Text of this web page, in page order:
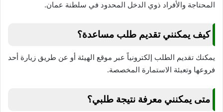
المحتاجة والأفراد ذوي الدخل المحدود في سلطنة عمان.
كيف يمكنني تقديم طلب مساعدة؟
يمكنك تقديم الطلب إلكترونياً عبر موقع الهيئة أو عن طريق زيارة أحد
فروعها وتعبئة الاستمارة المخصصة.
متى يمكنني معرفة نتيجة طلبي؟